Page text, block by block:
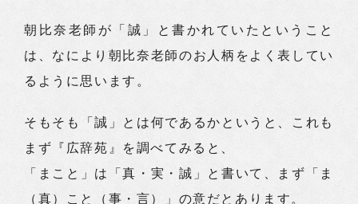
朝比奈老師が「誠」と書かれていたということ
は、なにより朝比奈老師のお人柄をよく表してい
るように思います。
そもそも「誠」とは何であるかというと、これも
まず『広辞苑』を調べてみると、
「まこと」は「真・実・誠」と書いて、まず「ま
（真）こと（事・言）」の意だとあります。